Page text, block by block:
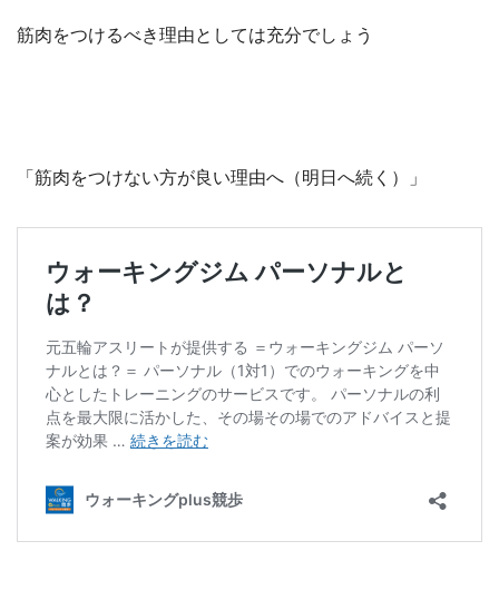
筋肉をつけるべき理由としては充分でしょう
「筋肉をつけない方が良い理由へ（明日へ続く）」